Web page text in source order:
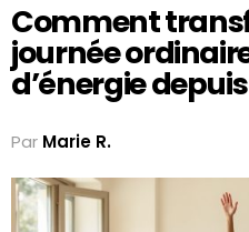
Comment
journée
d’énergie
Par Marie R.